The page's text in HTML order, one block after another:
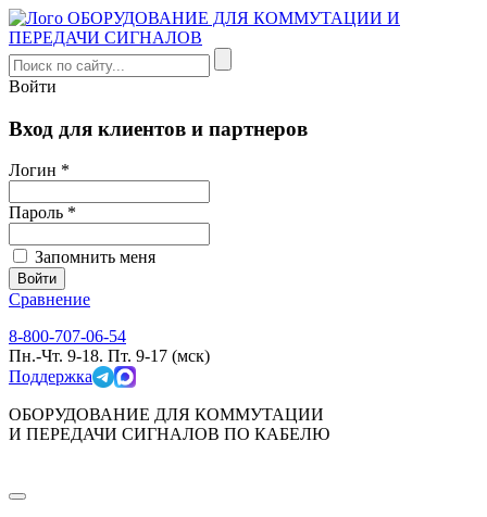
Войти
Вход для клиентов и партнеров
Логин *
Пароль *
Запомнить меня
Сравнение
8-800-707-06-54
Пн.-Чт. 9-18. Пт. 9-17 (мск)
Поддержка
ОБОРУДОВАНИЕ ДЛЯ КОММУТАЦИИ
И ПЕРЕДАЧИ СИГНАЛОВ ПО КАБЕЛЮ